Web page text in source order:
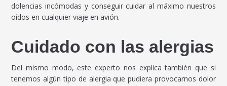
dolencias incómodas y conseguir cuidar al máximo nuestros
oídos en cualquier viaje en avión.
Cuidado con las alergias
Del mismo modo, este experto nos explica también que si
tenemos algún tipo de alergia que pudiera provocarnos dolor